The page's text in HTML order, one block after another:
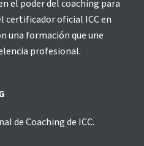
el poder del coaching para
certificador oficial ICC en
una formación que une
profesional.
de Coaching de ICC.